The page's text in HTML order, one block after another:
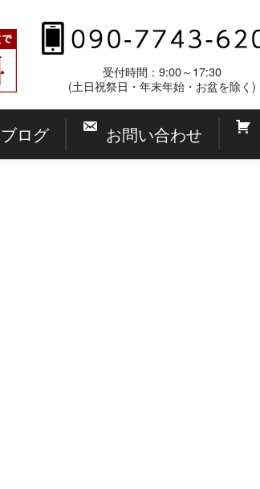
受付時間：9:00～17:30
(土日祝祭日・年末年始・お盆を除く)
ブログ お問い合わせ